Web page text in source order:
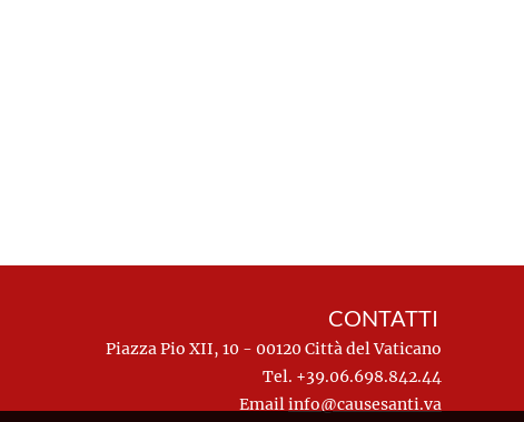
CONTATTI
Piazza Pio XII, 10 - 00120 Città del Vaticano
Tel. +39.06.698.842.44
Emailinfo@causesanti.va